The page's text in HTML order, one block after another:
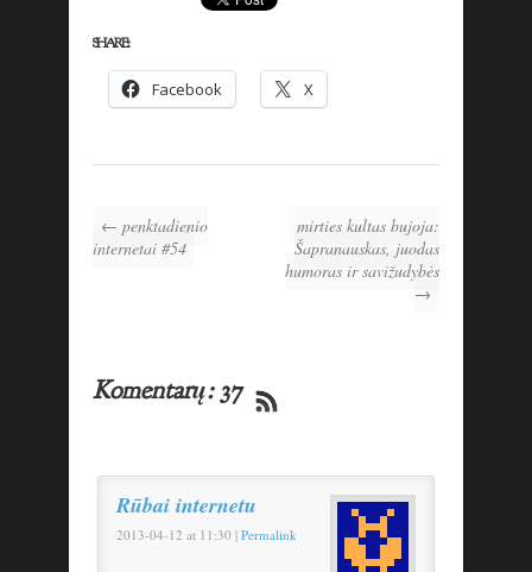
SHARE:
Facebook X
← penktadienio
internetai #54
mirties kultas bujoja:
Šapranauskas, juodas
humoras ir savižudybės
→
Komentarų: 37
Rūbai internetu
2013-04-12 at 11:30 | Permalink